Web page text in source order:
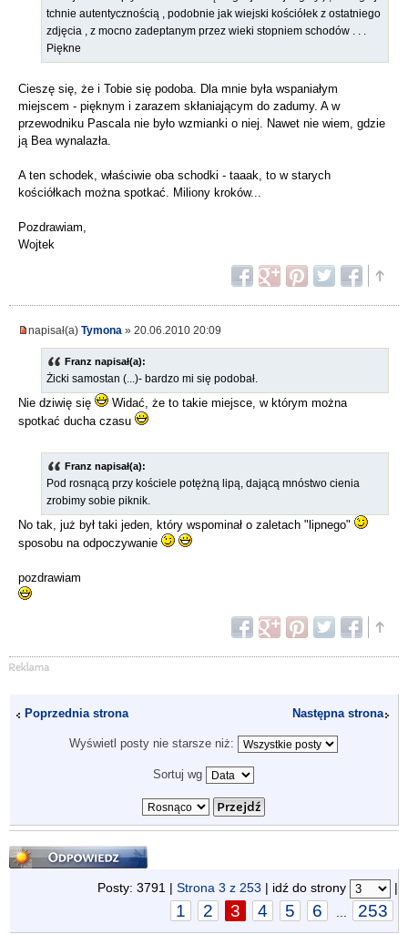
tchnie autentycznością , podobnie jak wiejski kościółek z ostatniego
zdjęcia , z mocno zadeptanym przez wieki stopniem schodów . . .
Piękne
Cieszę się, że i Tobie się podoba. Dla mnie była wspaniałym
miejscem - pięknym i zarazem skłaniającym do zadumy. A w
przewodniku Pascala nie było wzmianki o niej. Nawet nie wiem, gdzie
ją Bea wynalazła.
A ten schodek, właściwie oba schodki - taaak, to w starych
kościółkach można spotkać. Miliony kroków...
Pozdrawiam,
Wojtek
napisał(a) Tymona » 20.06.2010 20:09
Franz napisał(a):
Żicki samostan (...)- bardzo mi się podobał.
Nie dziwię się
Widać, że to takie miejsce, w którym można
spotkać ducha czasu
Franz napisał(a):
Pod rosnącą przy kościele potężną lipą, dającą mnóstwo cienia
zrobimy sobie piknik.
No tak, już był taki jeden, który wspominał o zaletach "lipnego"
sposobu na odpoczywanie
pozdrawiam
Poprzednia strona Następna strona
Wyświetl posty nie starsze niż:
Sortuj wg
Odpowiedz
Posty: 3791 | Strona 3 z 253 | idź do strony |
1 2 3 4 5 6 253